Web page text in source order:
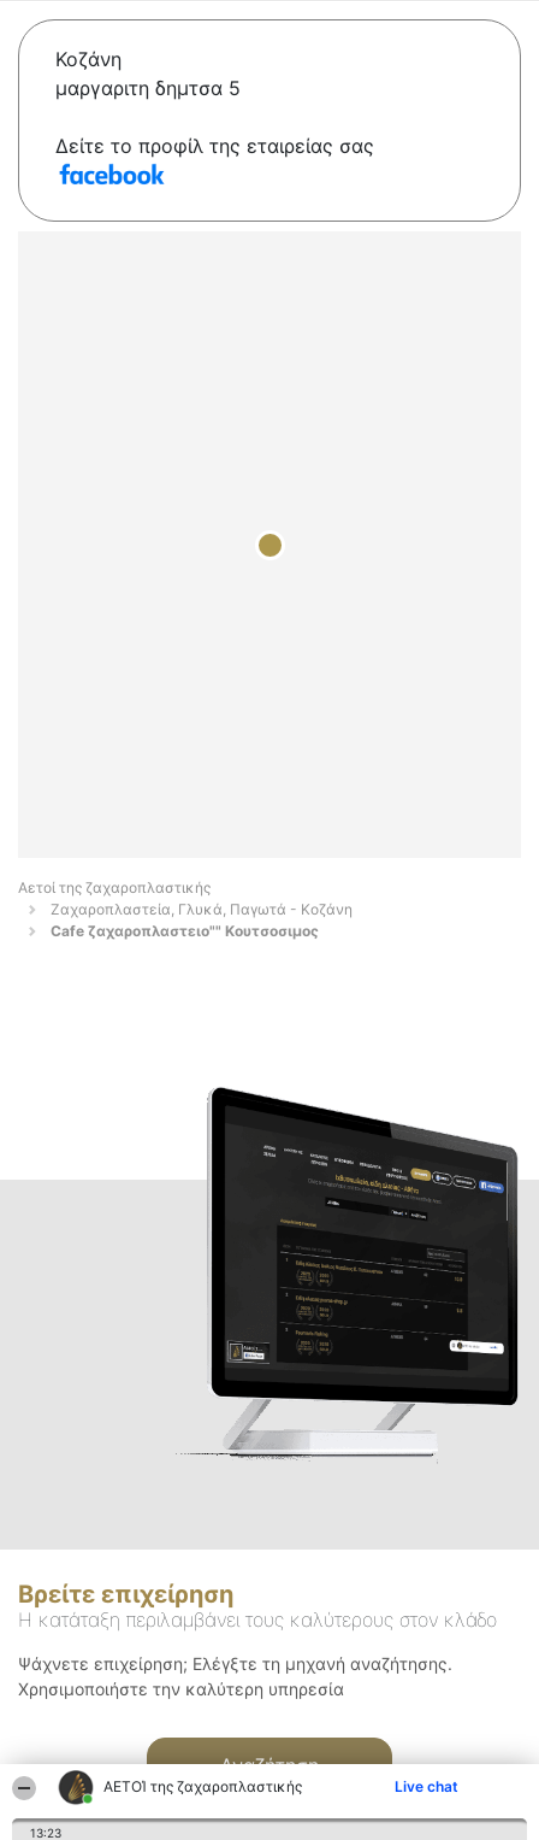
ΑΕΤΟΊ της ζαχαροπλαστικής Live chat
13:23
Κοζάνη
μαργαριτη δημτσα 5
Δείτε το προφίλ της εταιρείας σας
Αετοί της ζαχαροπλαστικής
Ζαχαροπλαστεία, Γλυκά, Παγωτά - Κοζάνη
Cafe ζαχαροπλαστειο"" Κουτσοσιμος
Βρείτε επιχείρηση
Η κατάταξη περιλαμβάνει τους καλύτερους στον κλάδο
Ψάχνετε επιχείρηση; Ελέγξτε τη μηχανή αναζήτησης.
Χρησιμοποιήστε την καλύτερη υπηρεσία
Αναζήτηση